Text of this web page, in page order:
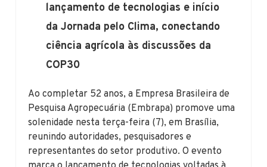
lançamento de tecnologias e início
da Jornada pelo Clima, conectando
ciência agrícola às discussões da
COP30
Ao completar 52 anos, a Empresa Brasileira de
Pesquisa Agropecuária (Embrapa) promove uma
solenidade nesta terça-feira (7), em Brasília,
reunindo autoridades, pesquisadores e
representantes do setor produtivo. O evento